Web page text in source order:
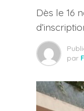
Dès le 16
par